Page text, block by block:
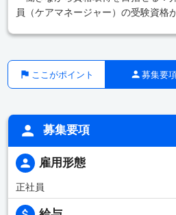
員（ケアマネージャー）の受験資格
ここがポイント 募集要
募集要項
雇用形態
正社員